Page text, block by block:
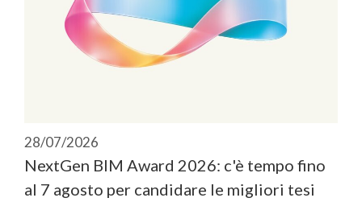
28/07/2026
NextGen BIM Award 2026: c'è tempo fino
al 7 agosto per candidare le migliori tesi